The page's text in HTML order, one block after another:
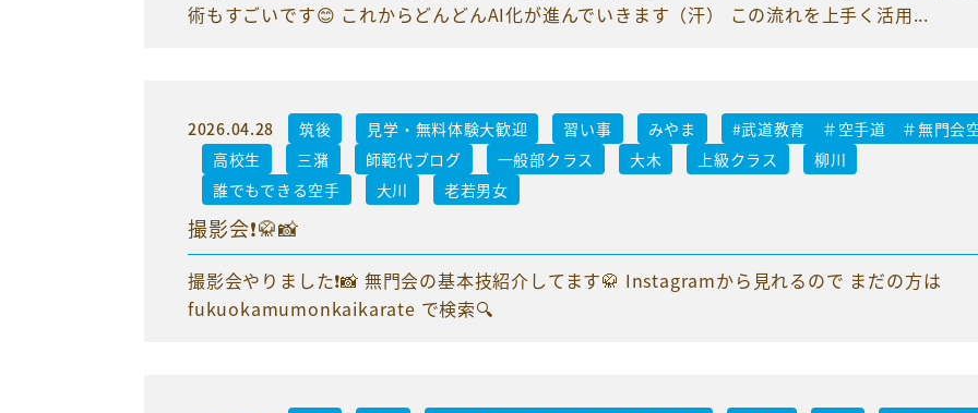
術もすごいです😊 これからどんどんAI化が進んでいきます（汗） この流れを上手く活用...
2026.04.28 筑後 見学・無料体験大歓迎 習い事 みやま
#武道教育 ＃空手道 ＃無門会
高校生
三潴 師範代ブログ 一般部クラス 大木 上級クラス
柳川
誰でもできる空手
大川 老若男女
撮影会❗️🥋📸
撮影会やりました❗️📸 無門会の基本技紹介してます🥋 Instagramから見れるので まだの方は
fukuokamumonkaikarate で検索🔍